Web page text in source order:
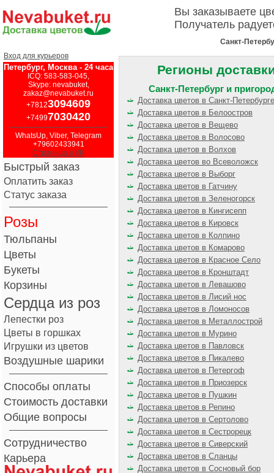
Вы заказываете
Получатель
Санкт-
Вход для курьеров
Петербург, Москва - 24 часа
ICQ: 583-583-045,
Skype: nevabuket,
zakaz@nevabuket.ru
+78123094609
+74997030420
WhatsUp, Viber, Telegram
+79602433941
Страница в VK
Быстрый заказ
Оплатить заказ
Статус заказа
Розы
Тюльпаны
Цветы
Букеты
Корзины
Сердца из роз
Лепестки роз
Цветы в горшках
Игрушки из цветов
Воздушные шарики
Способы оплаты
Стоимость доставки
Общие вопросы
Сотрудничество
Карьера
Регионы
Санкт-Петербург и
Доставка цветов в Санкт-Петербурге
Доставка цветов в Белоостров
Доставка цветов в Вещево
Доставка цветов в Волосово
Доставка цветов в Волхов
Доставка цветов во Всеволожск
Доставка цветов в Выборг
Доставка цветов в Гатчину
Доставка цветов в Зеленогорск
Доставка цветов в Кингисепп
Доставка цветов в Кировск
Доставка цветов в Колпино
Доставка цветов в Комарово
Доставка цветов в Красное Село
Доставка цветов в Кронштадт
Доставка цветов в Левашово
Доставка цветов в Лисий нос
Доставка цветов в Ломоносов
Доставка цветов в Металлострой
Доставка цветов в Мурино
Доставка цветов в Павловск
Доставка цветов в Пикалево
Доставка цветов в Петергоф
Доставка цветов в Приозерск
Доставка цветов в Пушкин
Доставка цветов в Репино
Доставка цветов в Сертолово
Доставка цветов в Сестрорецк
Доставка цветов в Сиверский
Доставка цветов в Сланцы
Доставка цветов в Сосновый бор